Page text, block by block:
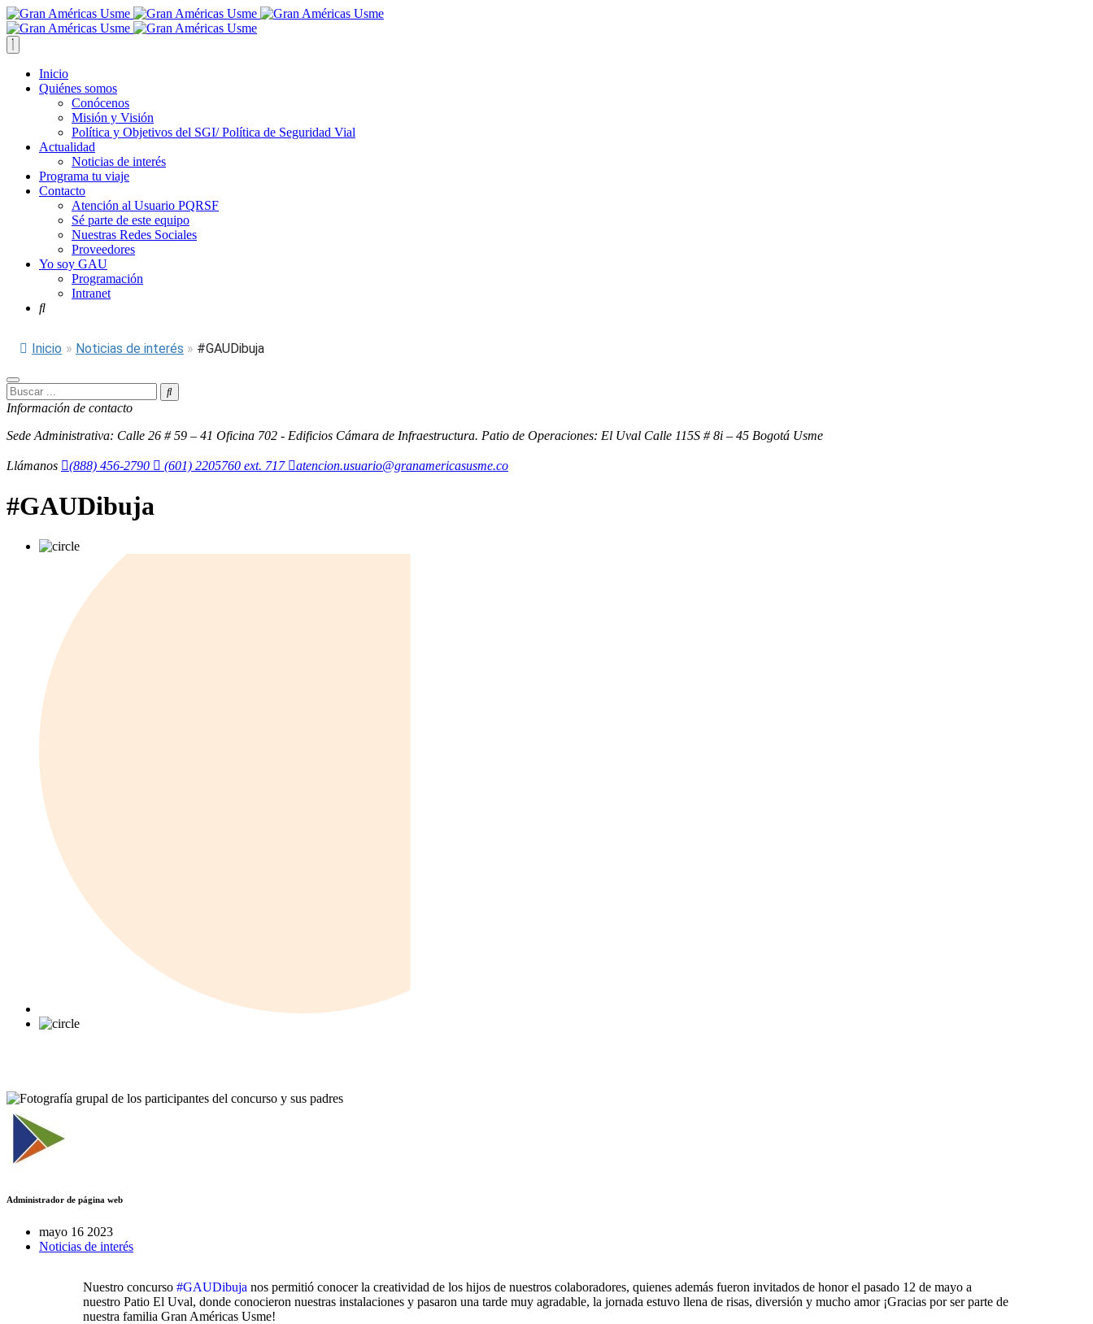
Inicio
Quiénes somos
Conócenos
Misión y Visión
Política y Objetivos del SGI/ Política de Seguridad Vial
Actualidad
Noticias de interés
Programa tu viaje
Contacto
Atención al Usuario PQRSF
Sé parte de este equipo
Nuestras Redes Sociales
Proveedores
Yo soy GAU
Programación
Intranet
Inicio » Noticias de interés » #GAUDibuja
Información de contacto
Sede Administrativa: Calle 26 # 59 – 41 Oficina 702 - Edificios Cámara de Infraestructura. Patio de Operaciones: El Uval Calle 115S # 8i – 45 Bogotá Usme
Llámanos (888) 456-2790 (601) 2205760 ext. 717 atencion.usuario@granamericasusme.co
#GAUDibuja
Administrador de página web
mayo 16 2023
Noticias de interés
Nuestro concurso #GAUDibuja nos permitió conocer la creatividad de los hijos de nuestros colaboradores, quienes además fueron invitados de honor el pasado 12 de mayo a
nuestro Patio El Uval, donde conocieron nuestras instalaciones y pasaron una tarde muy agradable, la jornada estuvo llena de risas, diversión y mucho amor ¡Gracias por ser parte de
nuestra familia Gran Américas Usme!